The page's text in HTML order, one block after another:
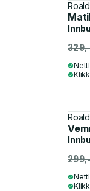
329,-
299,-